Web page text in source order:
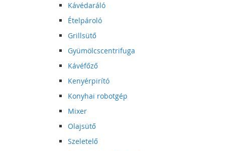
Kávédaráló
Ételpároló
Grillsütő
Gyümölcscentrifuga
Kávéfőző
Kenyérpirító
Konyhai robotgép
Mixer
Olajsütő
Szeletelő